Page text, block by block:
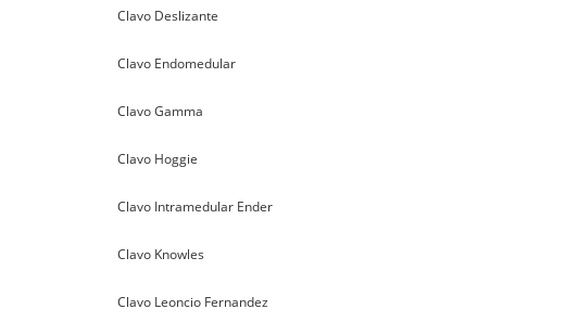
Clavo Deslizante
Clavo Endomedular
Clavo Gamma
Clavo Hoggie
Clavo Intramedular Ender
Clavo Knowles
Clavo Leoncio Fernandez